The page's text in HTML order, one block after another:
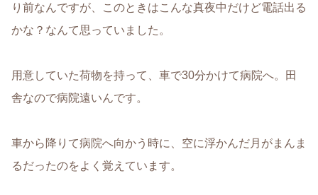
り前なんですが、このときはこんな真夜中だけど電話出る
かな？なんて思っていました。
用意していた荷物を持って、車で30分かけて病院へ。田
舎なので病院遠いんです。
車から降りて病院へ向かう時に、空に浮かんだ月がまんま
るだったのをよく覚えています。